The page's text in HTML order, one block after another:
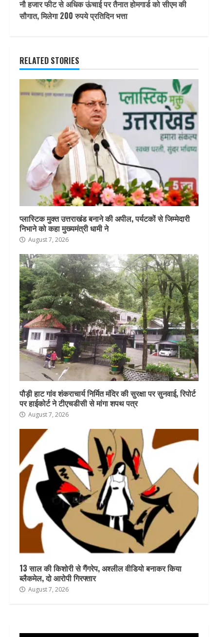
नौ हजार फीट से अधिक ऊंचाई पर तैनात होमगार्ड को सीएम की
सौगात, मिलेगा 200 रुपये प्रतिदिन भत्ता
RELATED STORIES
प्लास्टिक मुक्त उत्तराखंड बनाने की अपील, पर्यटकों से जिम्मेदारी
निभाने को कहा मुख्यमंत्री धामी ने
August 7, 2026
पौड़ी हाट गांव शंकराचार्य निर्मित मंदिर की सुरक्षा पर सुनवाई, रिपोर्ट
पर हाईकोर्ट ने टीएचडीसी से मांगा शपथ पत्र
August 7, 2026
13 साल की किशोरी से गैंगरेप, अश्लील वीडियो बनाकर किया
ब्लैकमेल, दो आरोपी गिरफ्तार
August 7, 2026